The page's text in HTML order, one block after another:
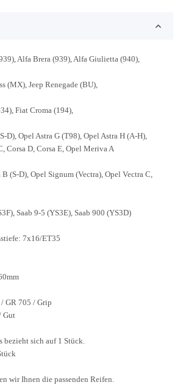
Alfa Brera (939), Alfa Giulietta (940),
Jeep Renegade (BU),
Fiat Croma (194),
Opel Astra G (T98), Opel Astra H (A-H),
D, Corsa E, Opel Meriva A
Opel Signum (Vectra), Opel Vectra C,
9-5 (YS3E), Saab 900 (YS3D)
7x16/ET35
GR 705 / Grip
Gut
bezieht sich auf 1 Stück.
wir Ihnen die passenden Reifen.